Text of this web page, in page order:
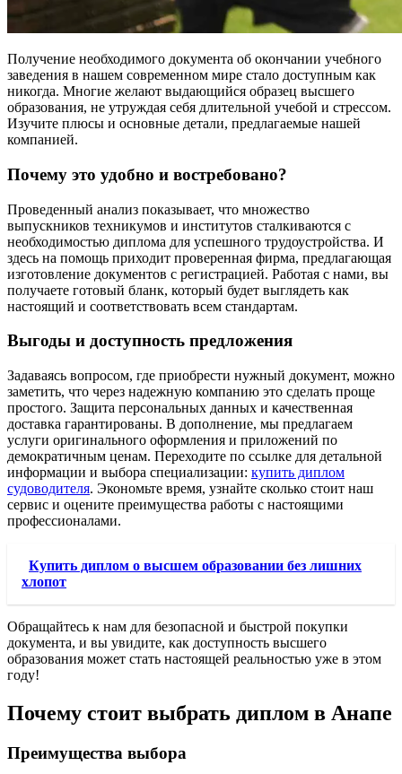
Получение необходимого документа об окончании учебного
заведения в нашем современном мире стало доступным как
никогда. Многие желают выдающийся образец высшего
образования, не утруждая себя длительной учебой и стрессом.
Изучите плюсы и основные детали, предлагаемые нашей
компанией.
Почему это удобно и востребовано?
Проведенный анализ показывает, что множество
выпускников техникумов и институтов сталкиваются с
необходимостью диплома для успешного трудоустройства. И
здесь на помощь приходит проверенная фирма, предлагающая
изготовление документов с регистрацией. Работая с нами, вы
получаете готовый бланк, который будет выглядеть как
настоящий и соответствовать всем стандартам.
Выгоды и доступность предложения
Задаваясь вопросом, где приобрести нужный документ, можно
заметить, что через надежную компанию это сделать проще
простого. Защита персональных данных и качественная
доставка гарантированы. В дополнение, мы предлагаем
услуги оригинального оформления и приложений по
демократичным ценам. Переходите по ссылке для детальной
информации и выбора специализации: купить диплом
судоводителя. Экономьте время, узнайте сколько стоит наш
сервис и оцените преимущества работы с настоящими
профессионалами.
Купить диплом о высшем образовании без лишних
хлопот
Обращайтесь к нам для безопасной и быстрой покупки
документа, и вы увидите, как доступность высшего
образования может стать настоящей реальностью уже в этом
году!
Почему стоит выбрать диплом в Анапе
Преимущества выбора